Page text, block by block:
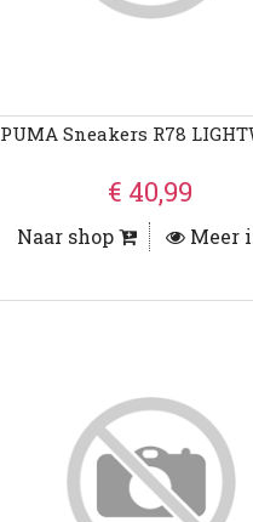
PUMA Sneakers R78
€ 40,99
Naar shop Meer